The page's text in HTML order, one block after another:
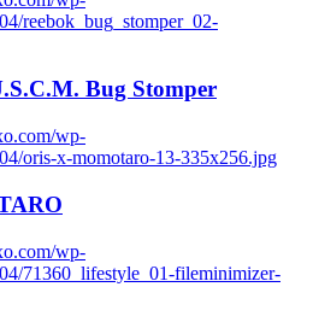
reebok_bug_stomper_02-
Bug Stomper
wp-
oris-x-momotaro-13-335x256.jpg
wp-
71360_lifestyle_01-fileminimizer-